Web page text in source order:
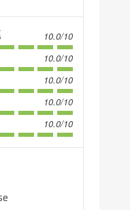
10.0/10
10.0/10
10.0/10
10.0/10
10.0/10